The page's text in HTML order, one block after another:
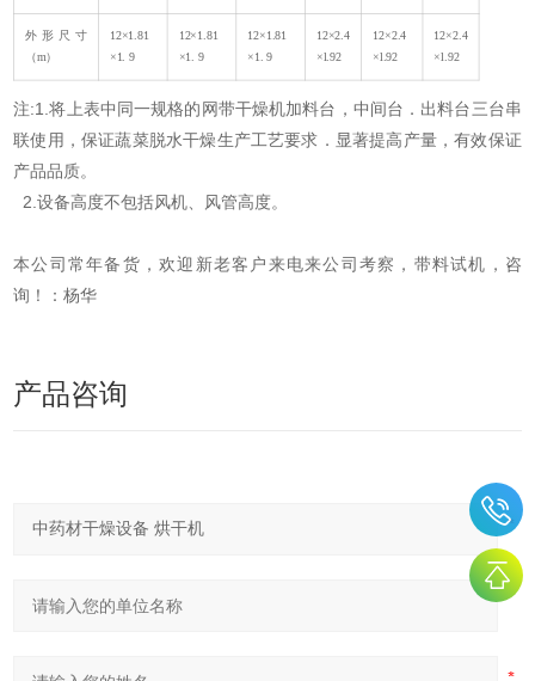
外形尺寸
（m）
12×1.81
×1. 9
12×1.81
×1. 9
12×1.81
×1. 9
12×2.4
×l.92
12×2.4
×l.92
12×2.4
×l.92
注:1.将上表中同一规格的网带干燥机加料台，中间台．出料台三台串
联使用，保证蔬菜脱水干燥生产工艺要求．显著提高产量，有效保证
产品品质。
2.设备高度不包括风机、风管高度。
本公司常年备货，欢迎新老客户来电来公司考察，带料试机，咨
询！：杨华
产品咨询